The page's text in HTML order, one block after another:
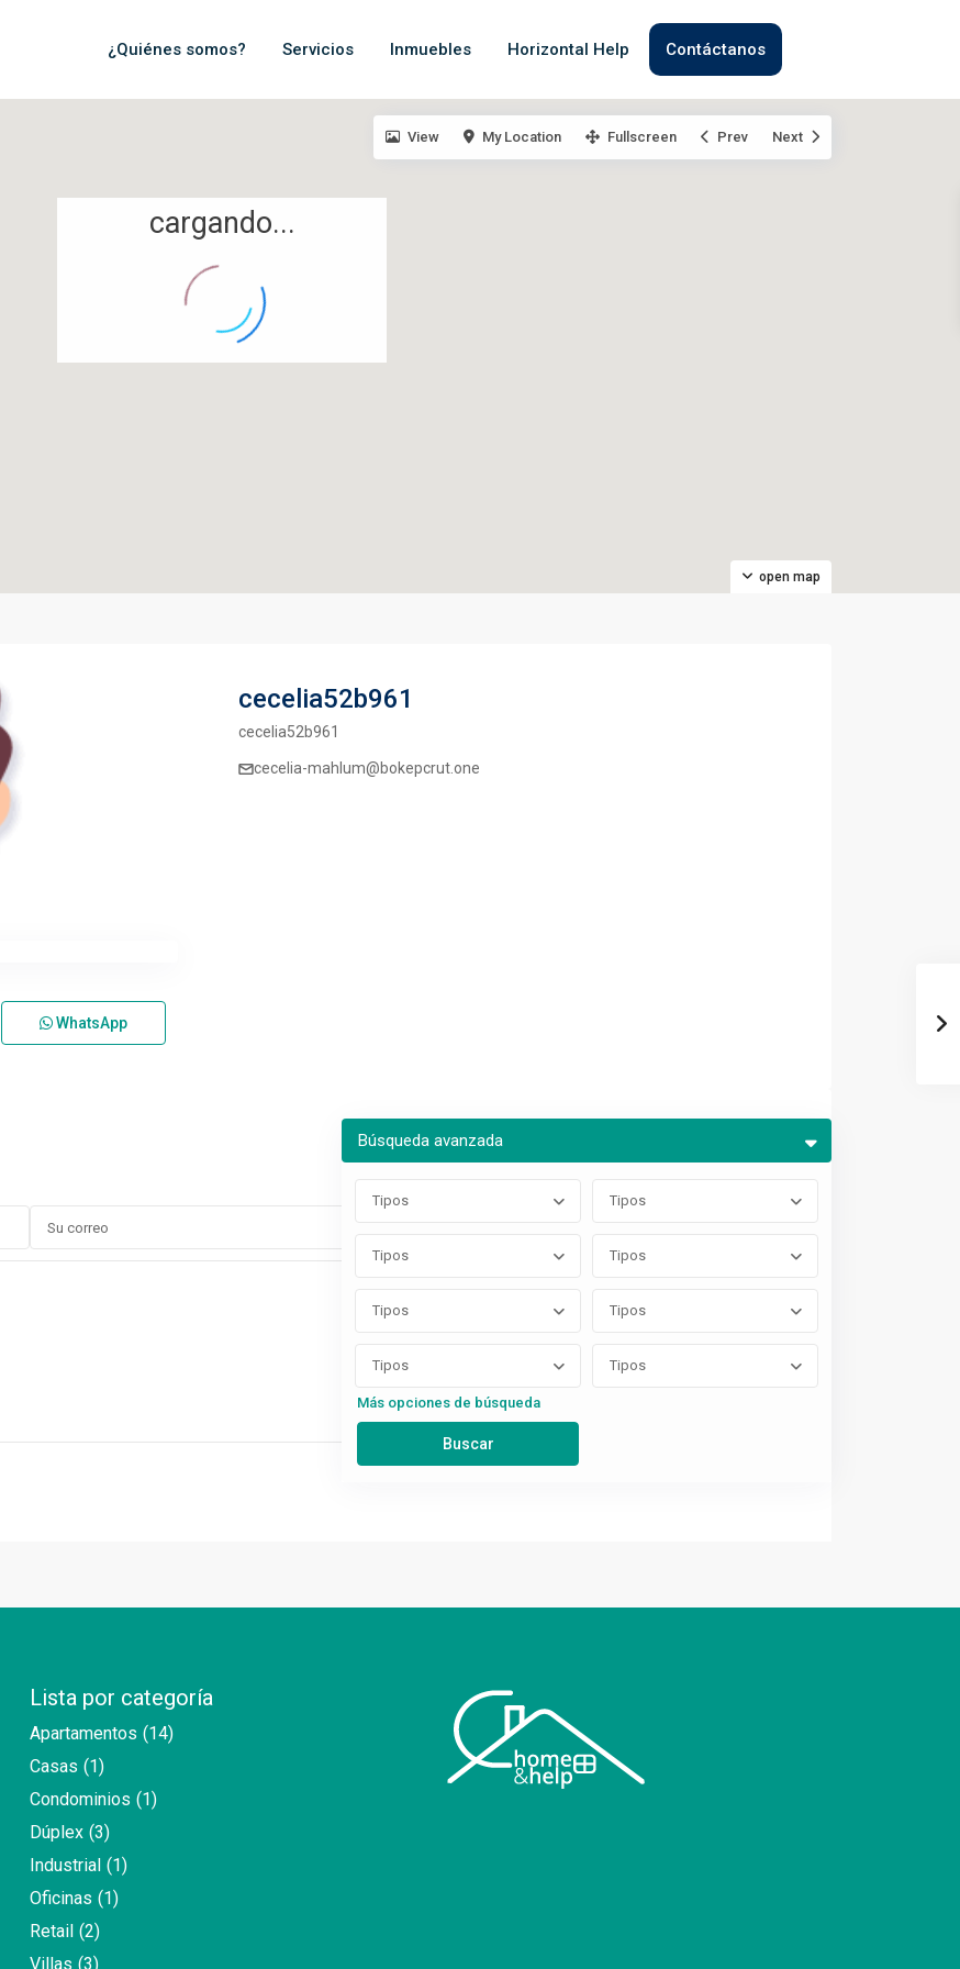
¿Quiénes somos? Servicios Inmuebles Horizontal Help Contáctanos
cargando...
open map
View My Location Fullscreen Prev Next
Búsqueda avanzada
Tipos Tipos
Tipos Tipos
Tipos Tipos
Tipos Tipos
Más opciones de búsqueda
cecelia52b961
cecelia52b961
cecelia-mahlum@bokepcrut.one
WhatsApp
Lista por categoría
Apartamentos (14)
Casas (1)
Condominios (1)
Dúplex (3)
Industrial (1)
Oficinas (1)
Retail (2)
Villas (3)